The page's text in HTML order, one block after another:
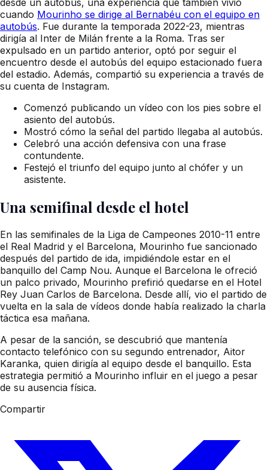
desde un autobús, una experiencia que también vivió
cuando Mourinho se dirige al Bernabéu con el equipo en
autobús. Fue durante la temporada 2022-23, mientras
dirigía al Inter de Milán frente a la Roma. Tras ser
expulsado en un partido anterior, optó por seguir el
encuentro desde el autobús del equipo estacionado fuera
del estadio. Además, compartió su experiencia a través de
su cuenta de Instagram.
Comenzó publicando un vídeo con los pies sobre el
asiento del autobús.
Mostró cómo la señal del partido llegaba al autobús.
Celebró una acción defensiva con una frase
contundente.
Festejó el triunfo del equipo junto al chófer y un
asistente.
Una semifinal desde el hotel
En las semifinales de la Liga de Campeones 2010-11 entre
el Real Madrid y el Barcelona, Mourinho fue sancionado
después del partido de ida, impidiéndole estar en el
banquillo del Camp Nou. Aunque el Barcelona le ofreció
un palco privado, Mourinho prefirió quedarse en el Hotel
Rey Juan Carlos de Barcelona. Desde allí, vio el partido de
vuelta en la sala de vídeos donde había realizado la charla
táctica esa mañana.
A pesar de la sanción, se descubrió que mantenía
contacto telefónico con su segundo entrenador, Aitor
Karanka, quien dirigía al equipo desde el banquillo. Esta
estrategia permitió a Mourinho influir en el juego a pesar
de su ausencia física.
Compartir